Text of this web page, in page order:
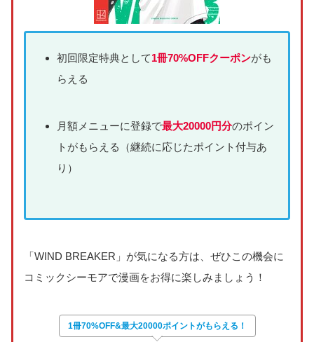
初回限定特典として1冊70%OFFクーポンがも
らえる
月額メニューに登録で最大20000円分のポイン
トがもらえる（継続に応じたポイント付与あ
り）
「WIND BREAKER」が気になる方は、ぜひこの機会に
コミックシーモアで漫画をお得に楽しみましょう！
1冊70%OFF&最大20000ポイントがもらえる！